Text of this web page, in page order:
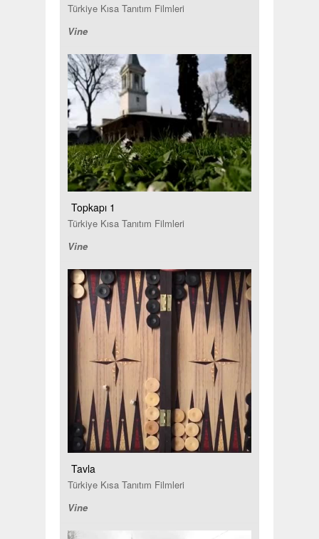
Türkiye Kısa Tanıtım Filmleri
Vine
Topkapı 1
Türkiye Kısa Tanıtım Filmleri
Vine
Tavla
Türkiye Kısa Tanıtım Filmleri
Vine